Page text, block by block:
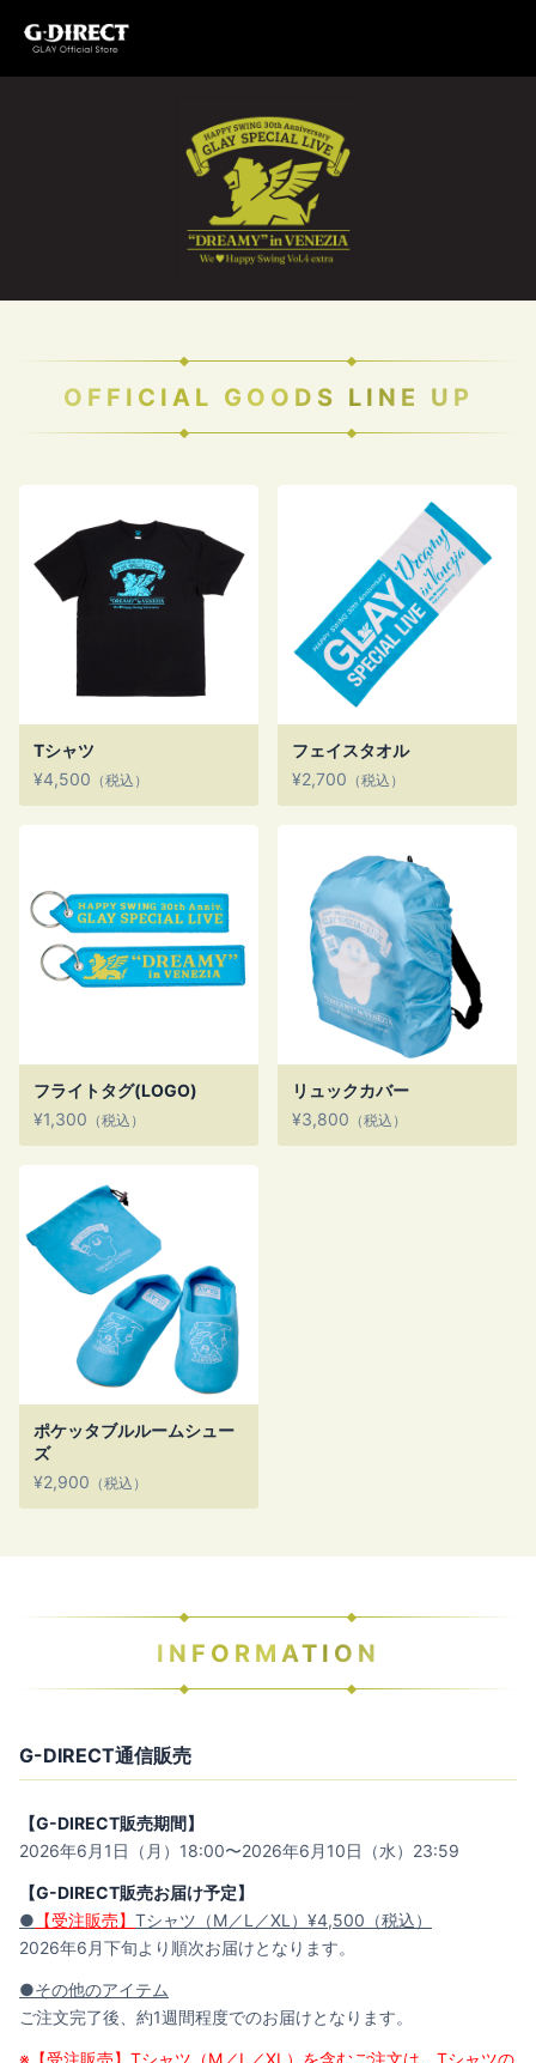
OFFICIAL GOODS LINE UP
Tシャツ
¥4,500 （税込）
フェイスタオル
¥2,700 （税込）
フライトタグ(LOGO)
¥1,300 （税込）
リュックカバー
¥3,800 （税込）
ポケッタブルルームシュー
ズ
¥2,900 （税込）
INFORMATION
G-DIRECT通信販売
【G-DIRECT販売期間】
2026年6月1日（月）18:00〜2026年6月10日（水）23:59
【G-DIRECT販売お届け予定】
● 【受注販売】 Tシャツ（M／L／XL）¥4,500（税込）
2026年6月下旬より順次お届けとなります。
●その他のアイテム
ご注文完了後、約1週間程度でのお届けとなります。
※【受注販売】Tシャツ（M／L／XL）を含むご注文は、Tシャツの